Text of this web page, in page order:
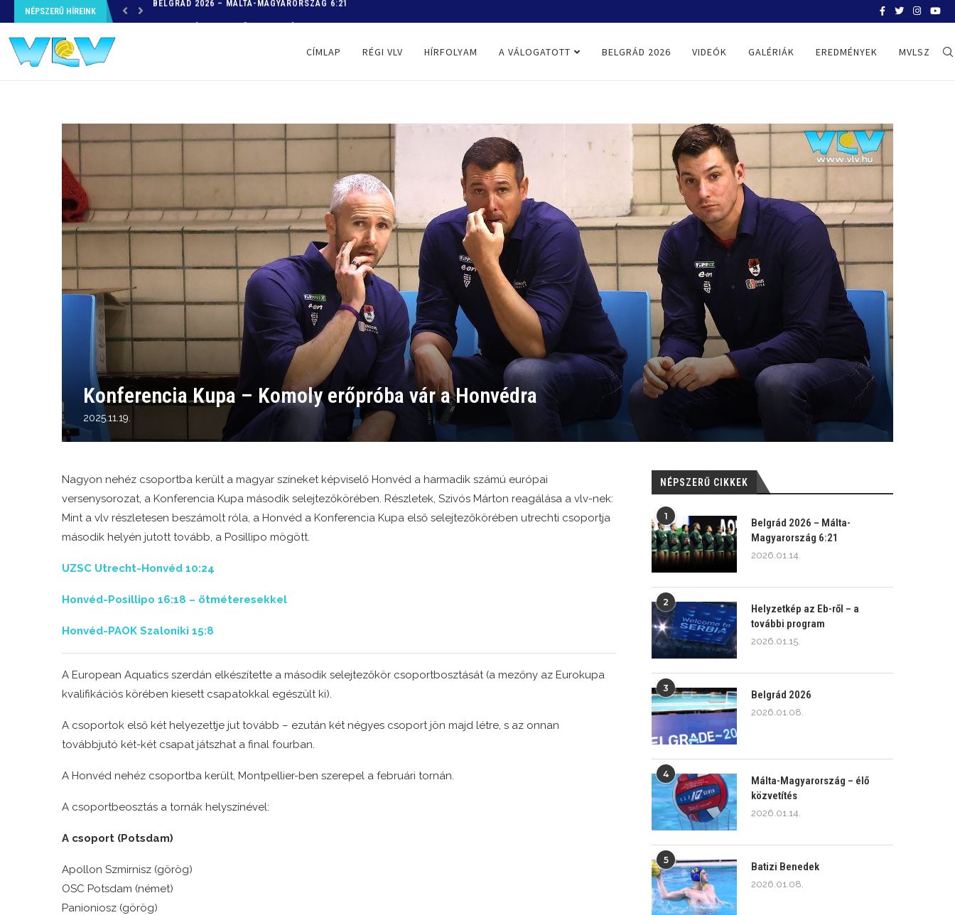
NÉPSZERŰ HÍREINK
CÍMLAP RÉGI VLV HÍRFOLYAM A VÁLOGATOTT BELGRÁD 2026 VIDEÓK GALÉRIÁK EREDMÉNYEK MVLSZ
Konferencia Kupa – Komoly erőpróba vár a Honvédra
2025.11.19.
Nagyon nehéz csoportba került a magyar színeket képviselő Honvéd a harmadik számú európai
versenysorozat, a Konferencia Kupa második selejtezőkörében. Részletek, Szivós Márton reagálása a vlv-nek:
Mint a vlv részletesen beszámolt róla, a Honvéd a Konferencia Kupa első selejtezőkörében utrechti csoportja
második helyén jutott tovább, a Posillipo mögött.
UZSC Utrecht-Honvéd 10:24
Honvéd-Posillipo 16:18 – ötméteresekkel
Honvéd-PAOK Szaloniki 15:8
A European Aquatics szerdán elkészítette a második selejtezőkör csoportbosztását (a mezőny az Eurokupa
kvalifikációs körében kiesett csapatokkal egészült ki).
A csoportok első két helyezettje jut tovább – ezután két négyes csoport jön majd létre, s az onnan
továbbjutó két-két csapat játszhat a final fourban.
A Honvéd nehéz csoportba került, Montpellier-ben szerepel a februári tornán.
A csoportbeosztás a tornák helyszínével:
A csoport (Potsdam)
Apollon Szmirnisz (görög)
OSC Potsdam (német)
Panioniosz (görög)
NÉPSZERŰ CIKKEK
1
Belgrád 2026 – Málta-
Magyarország 6:21
2026.01.14.
2
Helyzetkép az Eb-ről – a
további program
2026.01.15.
3
Belgrád 2026
2026.01.08.
4
Málta-Magyarország – élő
közvetítés
2026.01.14.
5
Batizi Benedek
2026.01.08.